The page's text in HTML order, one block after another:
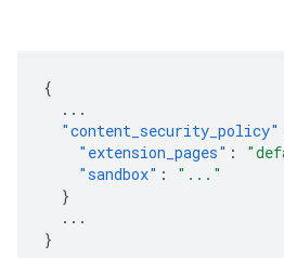
{
...
"content_security_policy"
"extension_pages" :
"sandbox" :
"..."
}
...
}